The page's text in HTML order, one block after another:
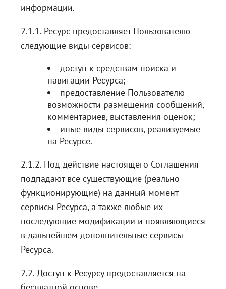
информации.
2.1.1. Ресурс предоставляет Пользователю
следующие виды сервисов:
доступ к средствам поиска и
навигации Ресурса;
предоставление Пользователю
возможности размещения сообщений,
комментариев, выставления оценок;
иные виды сервисов, реализуемые
на Ресурсе.
2.1.2. Под действие настоящего Соглашения
подпадают все существующие (реально
функционирующие) на данный момент
сервисы Ресурса, а также любые их
последующие модификации и появляющиеся
в дальнейшем дополнительные сервисы
Ресурса.
2.2. Доступ к Ресурсу предоставляется на